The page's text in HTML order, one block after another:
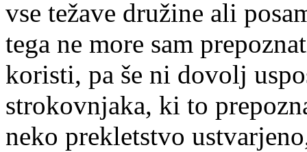
vse težave družine ali
tega ne more sam
koristi, pa še ni dovolj
strokovnjaka, ki to
neko prekletstvo